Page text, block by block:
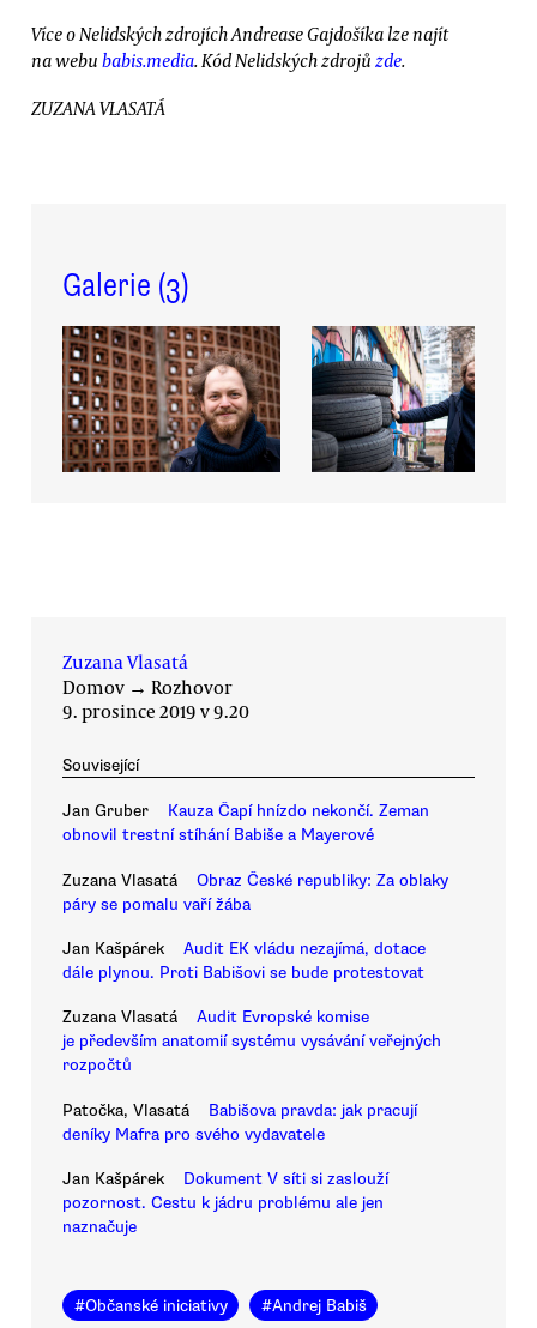
Více o Nelidských zdrojích Andrease Gajdošíka lze najít
na webu babis.media. Kód Nelidských zdrojů zde.
ZUZANA VLASATÁ
Galerie (3)
Zuzana Vlasatá
Domov → Rozhovor
9. prosince 2019 v 9.20
Související
Jan Gruber
Kauza Čapí hnízdo nekončí. Zeman
obnovil trestní stíhání Babiše a Mayerové
Zuzana Vlasatá
Obraz České republiky: Za oblaky
páry se pomalu vaří žába
Jan Kašpárek
Audit EK vládu nezajímá, dotace
dále plynou. Proti Babišovi se bude protestovat
Zuzana Vlasatá
Audit Evropské komise
je především anatomií systému vysávání veřejných
rozpočtů
Patočka, Vlasatá
Babišova pravda: jak pracují
deníky Mafra pro svého vydavatele
Jan Kašpárek
Dokument V síti si zaslouží
pozornost. Cestu k jádru problému ale jen
naznačuje
#Občanské iniciativy #Andrej Babiš